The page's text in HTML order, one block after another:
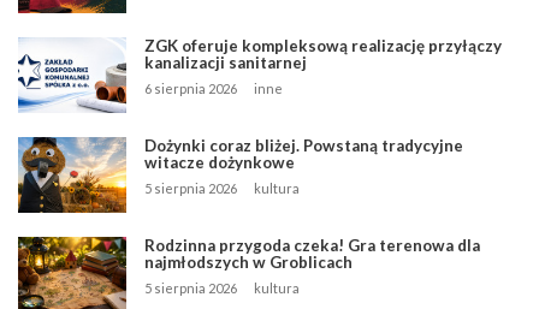
ZGK oferuje kompleksową realizację przyłączy
kanalizacji sanitarnej
6 sierpnia 2026 inne
Dożynki coraz bliżej. Powstaną tradycyjne
witacze dożynkowe
5 sierpnia 2026 kultura
Rodzinna przygoda czeka! Gra terenowa dla
najmłodszych w Groblicach
5 sierpnia 2026 kultura